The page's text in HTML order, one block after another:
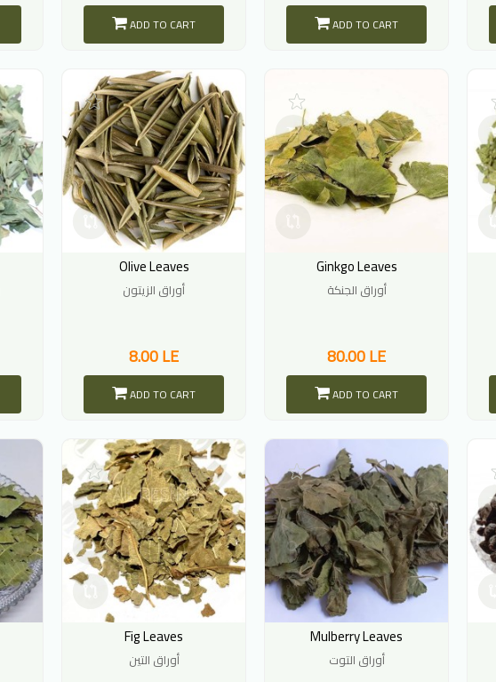
ADD TO CART ADD TO CART
Olive Leaves
أوراق الزيتون
8.00 LE
ADD TO CART
Ginkgo Leaves
أوراق الجنكة
80.00 LE
ADD TO CART
Fig Leaves
أوراق التين
Mulberry Leaves
أوراق التوت